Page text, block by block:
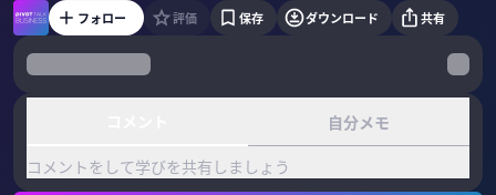
フォロー 評価 保存 ダウンロード 共有
自分メモ
コメントをして学びを共有しましょう